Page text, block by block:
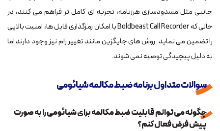
جانبی مثل مسدودسازی هرزنامه، تجربه ای کامل تر فراهم می کنند، در
حالی که Boldbeast Call Recorder با امکان رمزگذاری فایل ها، امنیت بالایی
را تضمین می نماید. روش های جایگزین مانند تغییر رام نیز وجود دارند اما
به دلیل پیچیدگی توصیه نمی شوند.
سوالات متداول برنامه ضبط مکالمه شیائومی
چگونه می توانم قابلیت ضبط مکالمه برای شیائومی را به صورت
پیش فرض فعال کنم؟